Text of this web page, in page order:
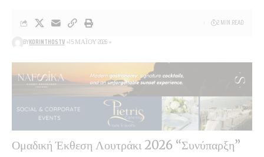
BYKORINTHOSTV 15 ΜΑΪ́ΟΥ 2026
2 MIN READ
Ομαδική Έκθεση Λουτράκι 2026 “Συνύπαρξη”